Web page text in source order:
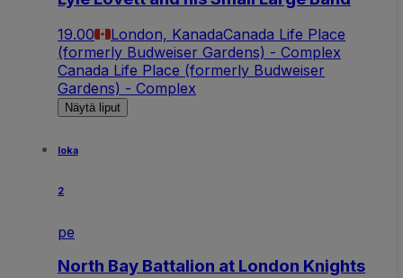
19.00 London, KanadaCanada Life Place
(formerly Budweiser Gardens) - Complex
Canada Life Place (formerly Budweiser
Gardens) - Complex
Näytä liput
loka
2
pe
North Bay Battalion at London Knights